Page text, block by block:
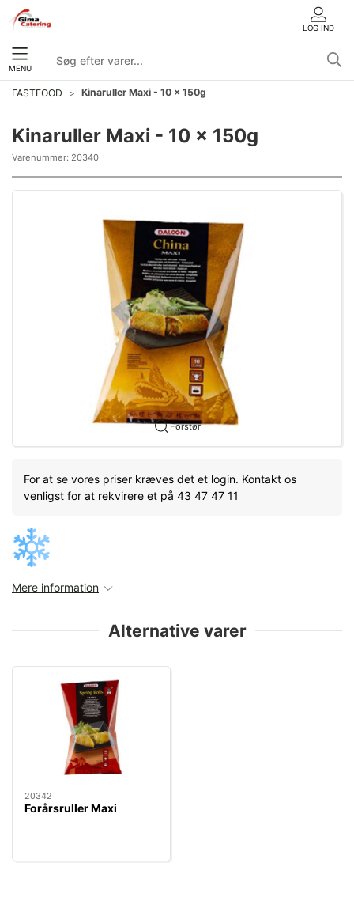
LOG IND
MENU
FASTFOOD Kinaruller Maxi - 10 x 150g
Kinaruller Maxi - 10 x 150g
Varenummer: 20340
Forstør
For at se vores priser kræves det et login. Kontakt os
venligst for at rekvirere et på 43 47 47 11
Mere information
Alternative varer
20342
Forårsruller Maxi